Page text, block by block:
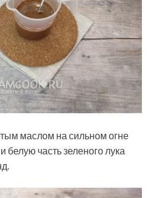
маслом на сильном огне
белую часть зеленого лука